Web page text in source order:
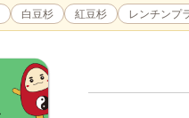
白豆杉 紅豆杉 レンチンプ